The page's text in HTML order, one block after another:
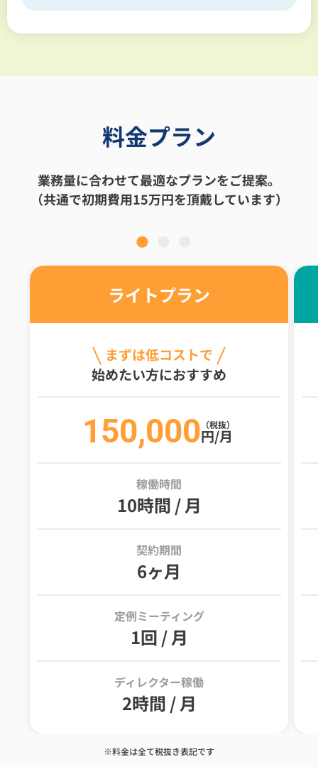
料金プラン
業務量に合わせて最適なプランをご提案。
（共通で初期費用15万円を頂戴しています）
ライトプラン
まずは低コストで
始めたい方におすすめ
150,000 （税抜）
円/月
稼働時間
10時間 / 月
契約期間
6ヶ月
定例ミーティング
1回 / 月
ディレクター稼働
2時間 / 月
※料金は全て税抜き表記です